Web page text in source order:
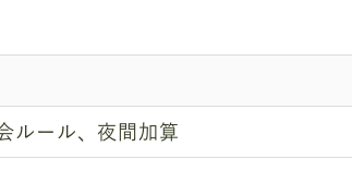
ルール、夜間加算